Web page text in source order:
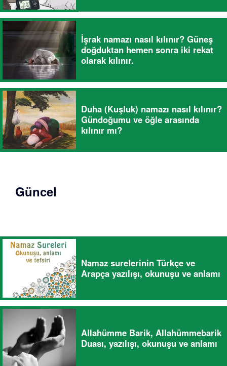
İşrak namazı nasıl kılınır? Güneş
doğduktan hemen sonra iki rekat
olarak kılınır.
Duha (Kuşluk) namazı nasıl kılınır?
Gündoğumu ve öğle arasında
kılınır mı?
Güncel
Namaz surelerinin Türkçe ve
Arapça yazılışı, okunuşu ve anlamı
Allahümme Barik, Allahümmebarik
Duası, yazılışı, okunuşu ve anlamı